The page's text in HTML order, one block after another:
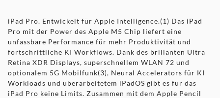
iPad Pro. Entwickelt für Apple Intelligence.(1) Das iPad
Pro mit der Power des Apple M5 Chip liefert eine
unfassbare Performance für mehr Produktivität und
fortschrittliche KI Workflows. Dank des brillanten Ultra
Retina XDR Displays, superschnellem WLAN 72 und
optionalem 5G Mobilfunk(3), Neural Accelerators für KI
Workloads und überarbeitetem iPadOS gibt es für das
iPad Pro keine Limits. Zusammen mit dem Apple Pencil